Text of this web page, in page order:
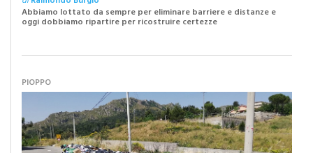
diRaimondo Burgio